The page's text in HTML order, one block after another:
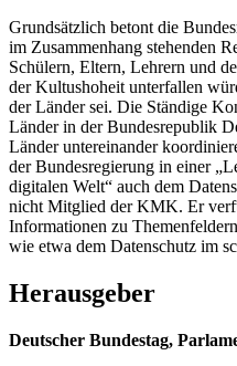
Grundsätzlich betont die
im Zusammenhang stehenden
Schülern, Eltern, Lehrern und
der Kultushoheit unterfallen
der Länder sei. Die Ständige
Länder in der Bundesrepublik
Länder untereinander
der Bundesregierung in einer
digitalen Welt“ auch dem
nicht Mitglied der KMK. Er
Informationen zu
wie etwa dem Datenschutz im
Herausgeber
Deutscher Bundestag,